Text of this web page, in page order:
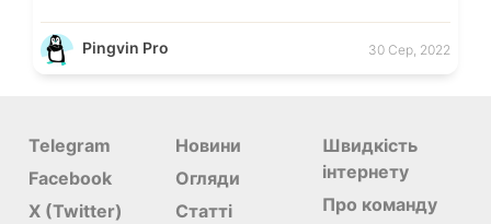
Pingvin Pro 30 Сер, 2022
Telegram
Facebook
X (Twitter)
Новини
Огляди
Статті
Швидкість
інтернету
Про команду